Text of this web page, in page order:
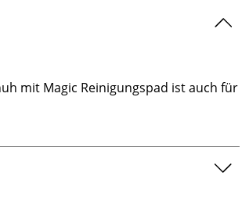
mit Magic Reinigungspad ist auch für